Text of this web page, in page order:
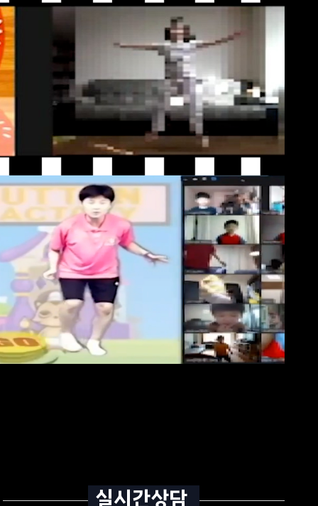
․감독, 손해배상 등 책임에 관한 사항을 계약서 등 문서에 명시하고,
니다.
에 따른 위임장을 제출하셔야 합니다.
실시간상담